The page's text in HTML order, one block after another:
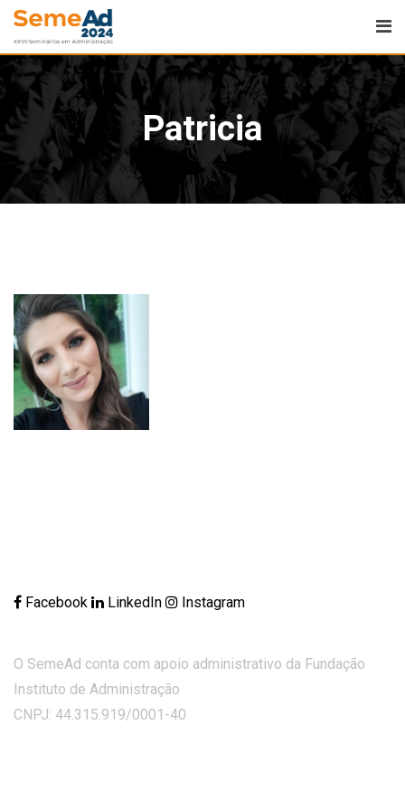
Patricia
Facebook LinkedIn Instagram
O SemeAd conta com apoio administrativo da Fundação
Instituto de Administração
CNPJ: 44.315.919/0001-40